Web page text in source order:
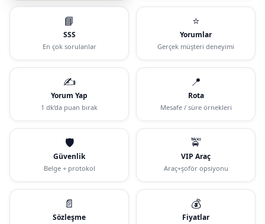
📘
SSS
En çok sorulanlar
⭐
Yorumlar
Gerçek müşteri deneyimi
✍️
Yorum Yap
1 dk’da puan bırak
📍
Rota
Mesafe / süre örnekleri
🛡️
Güvenlik
Belge + protokol
🚖
VIP Araç
Araç+şoför opsiyonu
📄
Sözleşme
💰
Fiyatlar